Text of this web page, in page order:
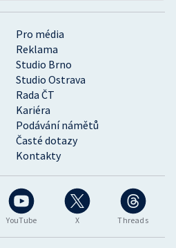
YouTube X Threads
Pro média
Reklama
Studio Brno
Studio Ostrava
Rada ČT
Kariéra
Podávání námětů
Časté dotazy
Kontakty